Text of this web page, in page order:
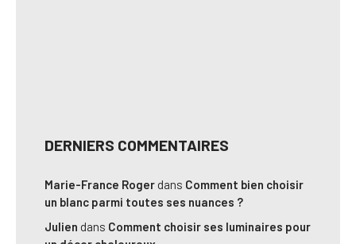
DERNIERS COMMENTAIRES
Marie-France Roger dans Comment bien choisir
un blanc parmi toutes ses nuances ?
Julien dans Comment choisir ses luminaires pour